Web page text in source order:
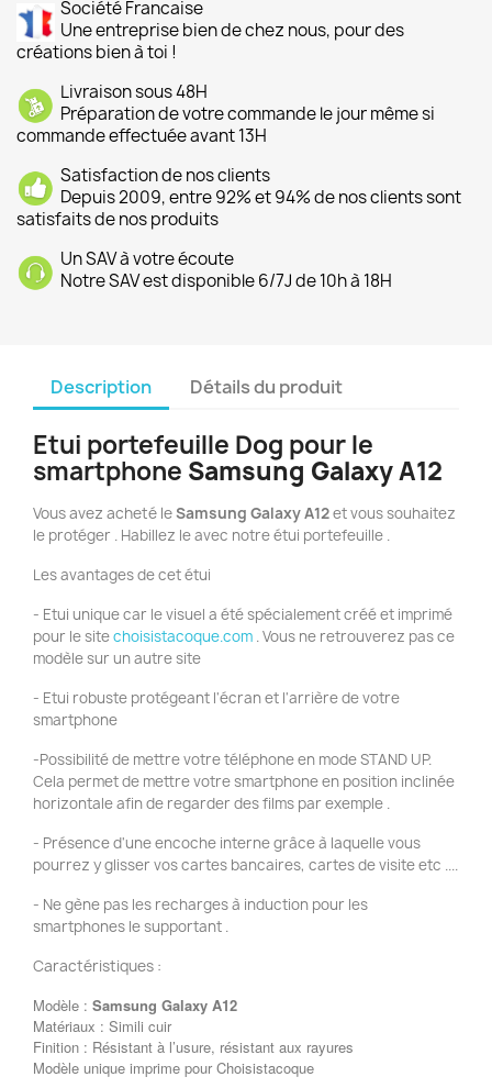
Société Francaise
Une entreprise bien de chez nous, pour des
créations bien à toi !
Livraison sous 48H
Préparation de votre commande le jour même si
commande effectuée avant 13H
Satisfaction de nos clients
Depuis 2009, entre 92% et 94% de nos clients sont
satisfaits de nos produits
Un SAV à votre écoute
Notre SAV est disponible 6/7J de 10h à 18H
Description Détails du produit
Etui portefeuille Dog pour le
smartphone Samsung Galaxy A12
Vous avez acheté leSamsung Galaxy A12et vous souhaitez
le protéger . Habillez le avec notre étui portefeuille .
Les avantages de cet étui
- Etui unique car le visuel a été spécialement créé et imprimé
pour le sitechoisistacoque.com . Vous ne retrouverez pas ce
modèle sur un autre site
- Etui robuste protégeant l'écran et l'arrière de votre
smartphone
-Possibilité de mettre votre téléphone en mode STAND UP.
Cela permet de mettre votre smartphone en position inclinée
horizontale afin de regarder des films par exemple .
- Présence d'une encoche interne grâce à laquelle vous
pourrez y glisser vos cartes bancaires, cartes de visite etc ....
- Ne gène pas les recharges à induction pour les
smartphones le supportant .
Caractéristiques :
Modèle : Samsung Galaxy A12
Matériaux : Simili cuir
Finition : Résistant à l’usure, résistant aux rayures
Modèle unique imprime pour Choisistacoque